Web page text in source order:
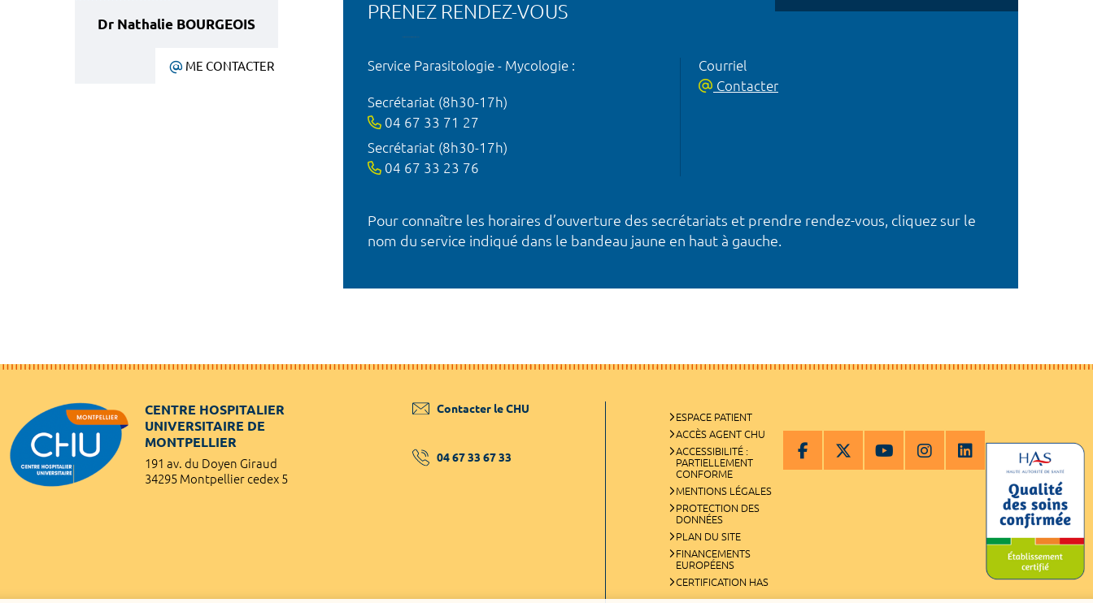
Dr Nathalie BOURGEOIS
ME CONTACTER
PRENEZ RENDEZ-VOUS
Service Parasitologie - Mycologie :
Secrétariat (8h30-17h)
04 67 33 71 27
Secrétariat (8h30-17h)
04 67 33 23 76
Courriel
Contacter
Pour connaître les horaires d’ouverture des secrétariats et prendre rendez-vous, cliquez sur le
nom du service indiqué dans le bandeau jaune en haut à gauche.
CENTRE HOSPITALIER
UNIVERSITAIRE DE
MONTPELLIER
191 av. du Doyen Giraud
34295 Montpellier cedex 5
Contacter le CHU
04 67 33 67 33
ESPACE PATIENT
ACCÈS AGENT CHU
ACCESSIBILITÉ :
PARTIELLEMENT
CONFORME
MENTIONS LÉGALES
PROTECTION DES
DONNÉES
PLAN DU SITE
FINANCEMENTS
EUROPÉENS
CERTIFICATION HAS